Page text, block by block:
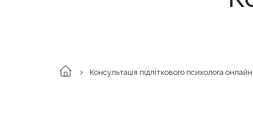
Консультація підліткового психолога онлайн